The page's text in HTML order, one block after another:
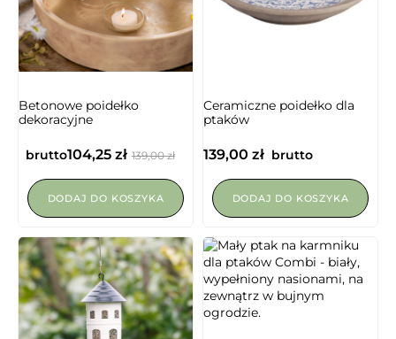
Betonowe poidełko
dekoracyjne
139,00zł
104,25 zł
brutto
DODAJ DO KOSZYKA
Ceramiczne poidełko dla
ptaków
139,00 zł brutto
DODAJ DO KOSZYKA